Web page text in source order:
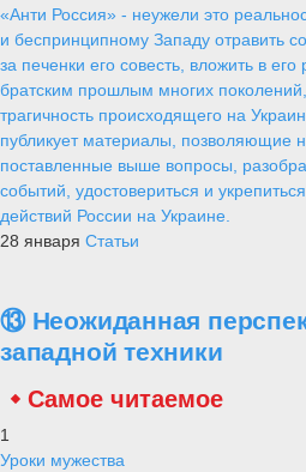
«Анти Россия» - неужели это
и беспринципному Западу отравить
за печенки его совесть, вложить в
братским прошлым многих
трагичность происходящего на
публикует материалы, позволяющие
поставленные выше вопросы,
событий, удостовериться и
действий России на Украине.
28 января Статьи
⑬ Неожиданная
западной техники
Самое читаемое
1
Уроки мужества